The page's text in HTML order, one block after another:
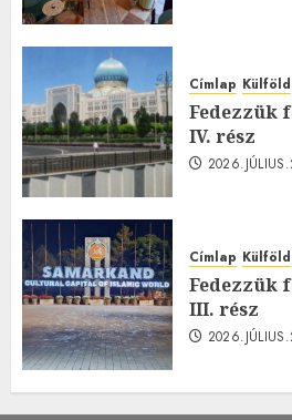
Címlap Külföld
Fedezzük
IV. rész
Címlap Külföld
Fedezzük
III. rész